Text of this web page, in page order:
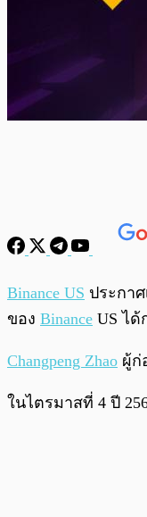
พร้อมเล่น
Binance US ประกา
ของ Binance US ได้
Changpeng Zhao ผู้ก่
ในไตรมาสที่ 4 ปี